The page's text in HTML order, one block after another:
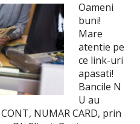
Oameni
buni!
Mare
atentie pe
ce link-uri
apasati!
Bancile N
U au
NUMAR CARD, prin